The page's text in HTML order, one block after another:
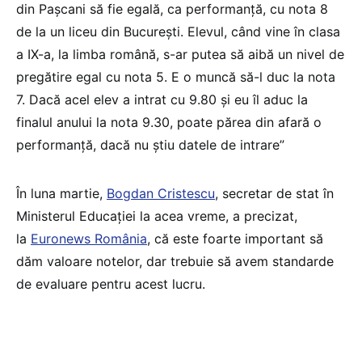
din Pașcani să fie egală, ca performanță, cu nota 8
de la un liceu din București. Elevul, când vine în clasa
a IX-a, la limba română, s-ar putea să aibă un nivel de
pregătire egal cu nota 5. E o muncă să-l duc la nota
7. Dacă acel elev a intrat cu 9.80 și eu îl aduc la
finalul anului la nota 9.30, poate părea din afară o
performanță, dacă nu știu datele de intrare”
În luna martie, Bogdan Cristescu, secretar de stat în
Ministerul Educației la acea vreme, a precizat,
la Euronews România, că este foarte important să
dăm valoare notelor, dar trebuie să avem standarde
de evaluare pentru acest lucru.